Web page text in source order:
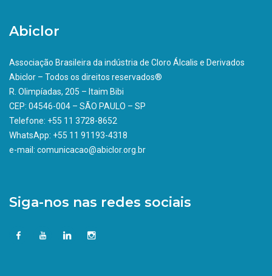
Abiclor
Associação Brasileira da indústria de Cloro Álcalis e Derivados
Abiclor – Todos os direitos reservados®
R. Olimpíadas, 205 – Itaim Bibi
CEP: 04546-004 – SÃO PAULO – SP
Telefone: +55 11 3728-8652
WhatsApp: +55 11 91193-4318
e-mail: comunicacao@abiclor.org.br
Siga-nos nas redes sociais